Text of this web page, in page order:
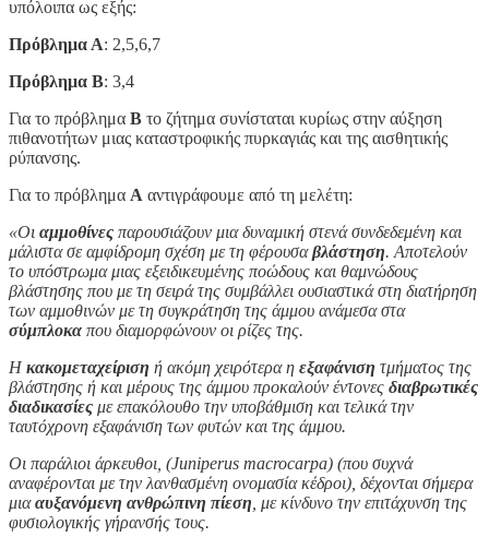
υπόλοιπα ως εξής:
Πρόβλημα Α: 2,5,6,7
Πρόβλημα Β: 3,4
Για το πρόβλημα Β το ζήτημα συνίσταται κυρίως στην αύξηση
πιθανοτήτων μιας καταστροφικής πυρκαγιάς και της αισθητικής
ρύπανσης.
Για το πρόβλημα Α αντιγράφουμε από τη μελέτη:
«Οι αμμοθίνες παρουσιάζουν μια δυναμική στενά συνδεδεμένη και
μάλιστα σε αμφίδρομη σχέση με τη φέρουσαβλάστηση. Αποτελούν
το υπόστρωμα μιας εξειδικευμένης ποώδους και θαμνώδους
βλάστησης που με τη σειρά της συμβάλλει ουσιαστικά στη διατήρηση
των αμμοθινών με τη συγκράτηση της άμμου ανάμεσα στα
σύμπλοκα που διαμορφώνουν οι ρίζες της.
Η κακομεταχείριση ή ακόμη χειρότερα η εξαφάνιση τμήματος της
βλάστησης ή και μέρους της άμμου προκαλούν έντονες διαβρωτικές
διαδικασίες με επακόλουθο την υποβάθμιση και τελικά την
ταυτόχρονη εξαφάνιση των φυτών και της άμμου.
Οι παράλιοι άρκευθοι, (Juniperus macrocarpa) (που συχνά
αναφέρονται με την λανθασμένη ονομασία κέδροι), δέχονται σήμερα
μιααυξανόμενη ανθρώπινη πίεση , με κίνδυνο την επιτάχυνση της
φυσιολογικής γήρανσής τους.